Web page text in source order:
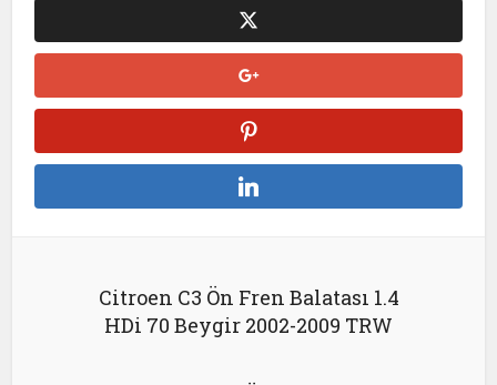
Citroen C3 Ön Fren Balatası 1.4
HDi 70 Beygir 2002-2009 TRW